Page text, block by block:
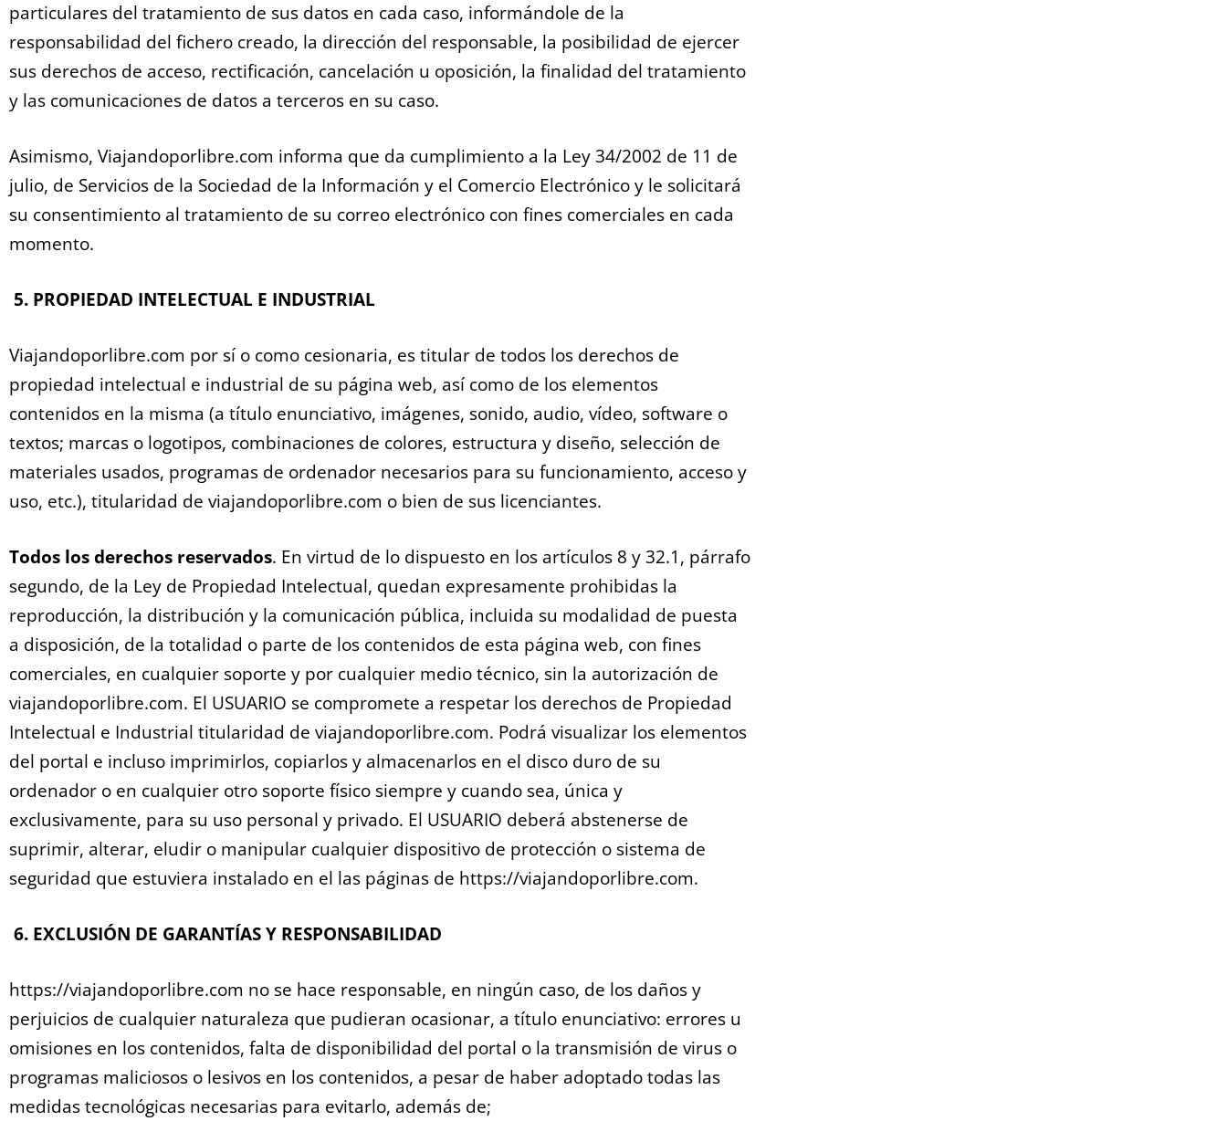
particulares del tratamiento de sus datos en cada caso, informándole de la
responsabilidad del fichero creado, la dirección del responsable, la posibilidad de ejercer
sus derechos de acceso, rectificación, cancelación u oposición, la finalidad del tratamiento
y las comunicaciones de datos a terceros en su caso.
Asimismo, Viajandoporlibre.com informa que da cumplimiento a la Ley 34/2002 de 11 de
julio, de Servicios de la Sociedad de la Información y el Comercio Electrónico y le solicitará
su consentimiento al tratamiento de su correo electrónico con fines comerciales en cada
momento.
5. PROPIEDAD INTELECTUAL E INDUSTRIAL
Viajandoporlibre.com por sí o como cesionaria, es titular de todos los derechos de
propiedad intelectual e industrial de su página web, así como de los elementos
contenidos en la misma (a título enunciativo, imágenes, sonido, audio, vídeo, software o
textos; marcas o logotipos, combinaciones de colores, estructura y diseño, selección de
materiales usados, programas de ordenador necesarios para su funcionamiento, acceso y
uso, etc.), titularidad de viajandoporlibre.com o bien de sus licenciantes.
Todos los derechos reservados. En virtud de lo dispuesto en los artículos 8 y 32.1, párrafo
segundo, de la Ley de Propiedad Intelectual, quedan expresamente prohibidas la
reproducción, la distribución y la comunicación pública, incluida su modalidad de puesta
a disposición, de la totalidad o parte de los contenidos de esta página web, con fines
comerciales, en cualquier soporte y por cualquier medio técnico, sin la autorización de
viajandoporlibre.com. El USUARIO se compromete a respetar los derechos de Propiedad
Intelectual e Industrial titularidad de viajandoporlibre.com. Podrá visualizar los elementos
del portal e incluso imprimirlos, copiarlos y almacenarlos en el disco duro de su
ordenador o en cualquier otro soporte físico siempre y cuando sea, única y
exclusivamente, para su uso personal y privado. El USUARIO deberá abstenerse de
suprimir, alterar, eludir o manipular cualquier dispositivo de protección o sistema de
seguridad que estuviera instalado en el las páginas de https://viajandoporlibre.com.
6. EXCLUSIÓN DE GARANTÍAS Y RESPONSABILIDAD
https://viajandoporlibre.com no se hace responsable, en ningún caso, de los daños y
perjuicios de cualquier naturaleza que pudieran ocasionar, a título enunciativo: errores u
omisiones en los contenidos, falta de disponibilidad del portal o la transmisión de virus o
programas maliciosos o lesivos en los contenidos, a pesar de haber adoptado todas las
medidas tecnológicas necesarias para evitarlo, además de;